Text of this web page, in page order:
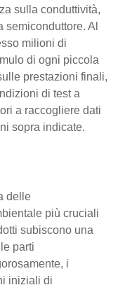
sulla conduttività,
Al
milioni di
di ogni piccola
prestazioni finali,
di test a
a raccogliere dati
sopra indicate.
delle
più cruciali
subiscono una
parti
i
iniziali di